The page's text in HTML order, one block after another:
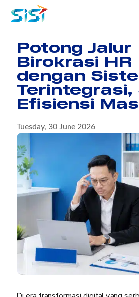
Potong Jalur
Birokrasi HR
dengan
Terintegrasi,
Efisiensi
Tuesday, 30 June 2026